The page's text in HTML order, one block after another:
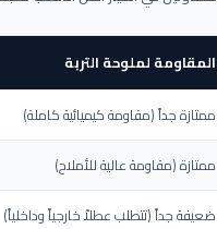
المقاومة لملوحة التربة
ممتازة جداً (مقاومة كيميائية كاملة)
ممتازة (مقاومة عالية للأملاح)
ضعيفة جداً (تتطلب عطلاً خارجياً وداخلياً)